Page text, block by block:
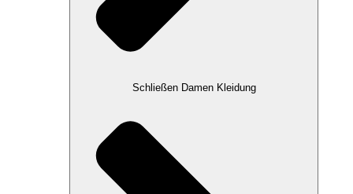
Schließen Damen Kleidung